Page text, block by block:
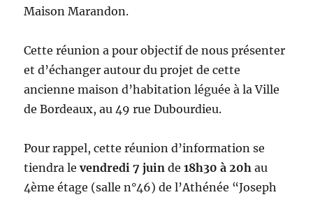
Maison Marandon.
Cette réunion a pour objectif de nous présenter
et d’échanger autour du projet de cette
ancienne maison d’habitation léguée à la Ville
de Bordeaux, au 49 rue Dubourdieu.
Pour rappel, cette réunion d’information se
tiendra levendredi 7 juin de 18h30 à 20h au
4ème étage (salle n°46) de l’Athénée “Joseph